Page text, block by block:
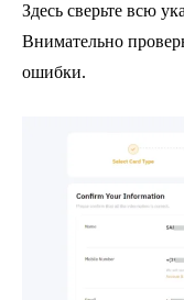
Здесь сверьте всю
Внимательно
ошибки.